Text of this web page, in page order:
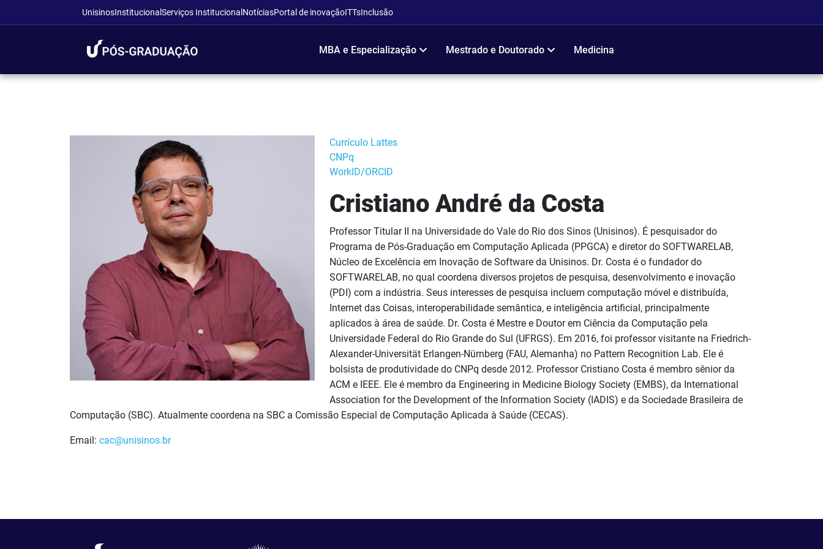
UnisinosInstitucional Serviços Institucional NotíciasPortal de inovaçãoITTsInclusão
MBA e Especialização Mestrado e Doutorado Medicina
Currículo Lattes
CNPq
WorkID/ORCID
Cristiano André da Costa
Professor Titular II na Universidade do Vale do Rio dos Sinos (Unisinos). É pesquisador do
Programa de Pós-Graduação em Computação Aplicada (PPGCA) e diretor do SOFTWARELAB,
Núcleo de Excelência em Inovação de Software da Unisinos. Dr. Costa é o fundador do
SOFTWARELAB, no qual coordena diversos projetos de pesquisa, desenvolvimento e inovação
(PDI) com a indústria. Seus interesses de pesquisa incluem computação móvel e distribuída,
Internet das Coisas, interoperabilidade semântica, e inteligência artificial, principalmente
aplicados à área de saúde. Dr. Costa é Mestre e Doutor em Ciência da Computação pela
Universidade Federal do Rio Grande do Sul (UFRGS). Em 2016, foi professor visitante na Friedrich-
Alexander-Universität Erlangen-Nürnberg (FAU, Alemanha) no Pattern Recognition Lab. Ele é
bolsista de produtividade do CNPq desde 2012. Professor Cristiano Costa é membro sênior da
ACM e IEEE. Ele é membro da Engineering in Medicine Biology Society (EMBS), da International
Association for the Development of the Information Society (IADIS) e da Sociedade Brasileira de
Computação (SBC). Atualmente coordena na SBC a Comissão Especial de Computação Aplicada à Saúde (CECAS).
Email: cac@unisinos.br